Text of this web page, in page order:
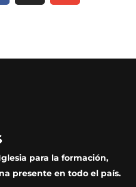
para la formación,
presente en todo el país.